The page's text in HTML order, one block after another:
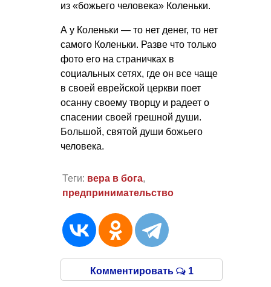
из «божьего человека» Коленьки.
А у Коленьки — то нет денег, то нет
самого Коленьки. Разве что только
фото его на страничках в
социальных сетях, где он все чаще
в своей еврейской церкви поет
осанну своему творцу и радеет о
спасении своей грешной души.
Большой, святой души божьего
человека.
Теги: вера в бога,
предпринимательство
Комментировать 1